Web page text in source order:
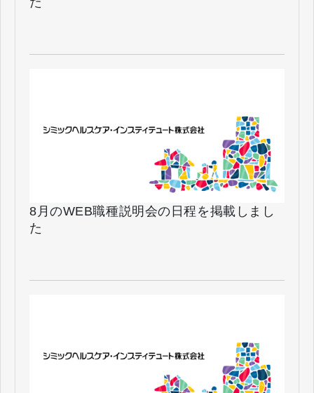
8月のWEB職種説明会の日程を掲載しまし
た